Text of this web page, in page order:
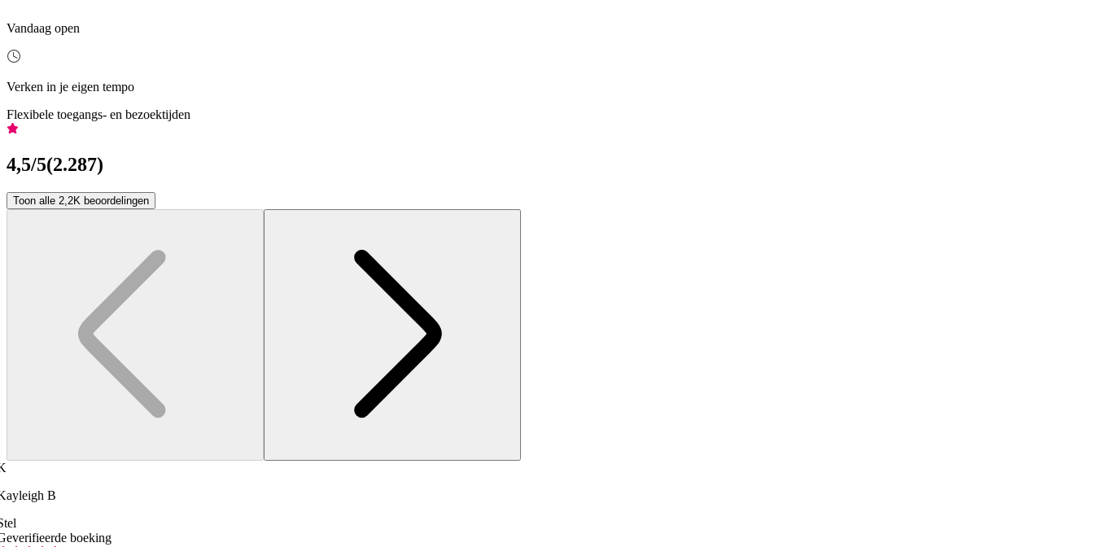
Vandaag open
Verken in je eigen tempo
Flexibele toegangs- en bezoektijden
4,5/5(2.287)
Toon alle 2,2K beoordelingen
B
boeking